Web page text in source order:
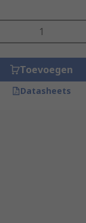
Toevoegen
Datasheets